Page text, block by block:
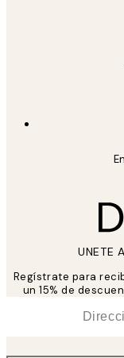
UNETE
Regístrate para
un 15% de